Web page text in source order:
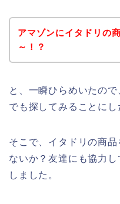
アマゾンにイタドリの
～！？
と、一瞬ひらめいたの
でも探してみることにし
そこで、イタドリの商
ないか？友達にも協力
しました。